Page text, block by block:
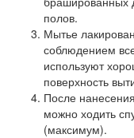
полов.
Мытье
соблюдением
используют
поверхность
После
можно ходить
(максимум).